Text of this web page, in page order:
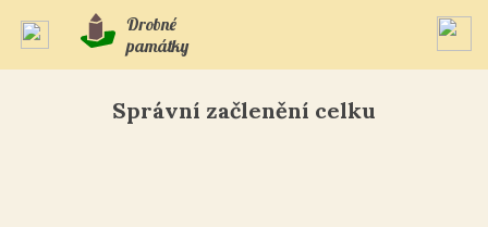
Drobné
památky
Správní začlenění celku